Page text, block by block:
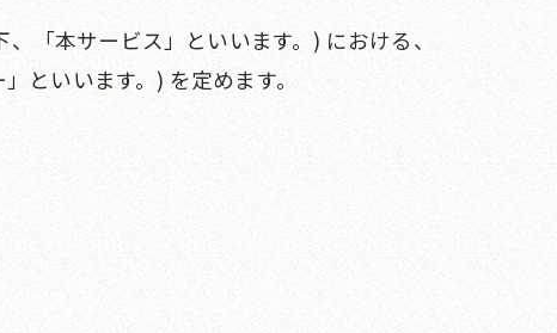
「本サービス」といいます。) における、
といいます。) を定めます。